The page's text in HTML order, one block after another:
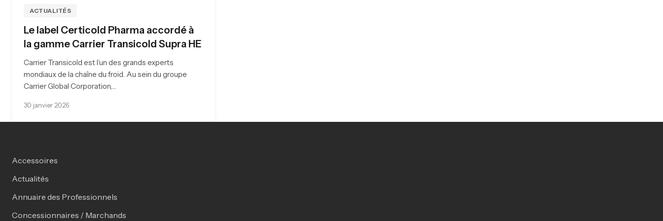
ACTUALITÉS
Le label Certicold Pharma accordé à
la gamme Carrier Transicold Supra HE
Carrier Transicold est l’un des grands experts
mondiaux de la chaîne du froid. Au sein du groupe
Carrier Global Corporation,…
30 janvier 2026
Accessoires
Actualités
Annuaire des Professionnels
Concessionnaires / Marchands